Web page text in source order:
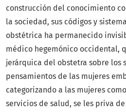
construcción del conocimiento
la sociedad, sus códigos y
obstétrica ha permanecido
médico hegemónico occidental,
jerárquica del obstetra sobre los
pensamientos de las mujeres
categorizando a las mujeres
servicios de salud, se les priva